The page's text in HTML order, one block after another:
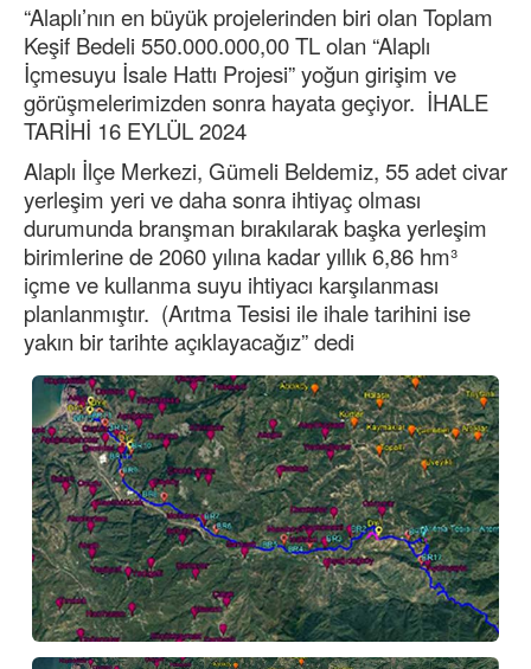
“Alaplı’nın en büyük projelerinden biri olan Toplam
Keşif Bedeli 550.000.000,00 TL olan “Alaplı
İçmesuyu İsale Hattı Projesi” yoğun girişim ve
görüşmelerimizden sonra hayata geçiyor. İHALE
TARİHİ 16 EYLÜL 2024
Alaplı İlçe Merkezi, Gümeli Beldemiz, 55 adet civar
yerleşim yeri ve daha sonra ihtiyaç olması
durumunda branşman bırakılarak başka yerleşim
birimlerine de 2060 yılına kadar yıllık 6,86 hm³
içme ve kullanma suyu ihtiyacı karşılanması
planlanmıştır. (Arıtma Tesisi ile ihale tarihini ise
yakın bir tarihte açıklayacağız” dedi